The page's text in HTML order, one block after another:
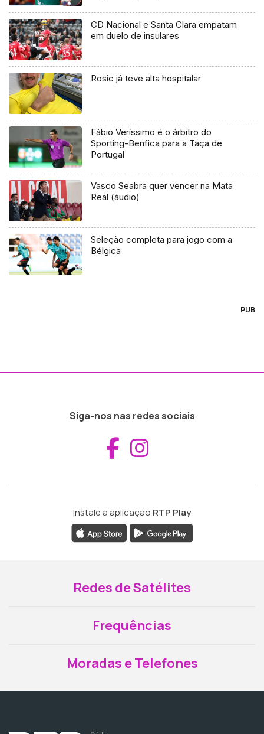
CD Nacional e Santa Clara empatam
em duelo de insulares
Rosic já teve alta hospitalar
Fábio Veríssimo é o árbitro do
Sporting-Benfica para a Taça de
Portugal
Vasco Seabra quer vencer na Mata
Real (áudio)
Seleção completa para jogo com a
Bélgica
PUB
Siga-nos nas redes sociais
Aceder ao
Instale a aplicação RTP Play
Redes de Satélites
Frequências
Moradas e Telefones